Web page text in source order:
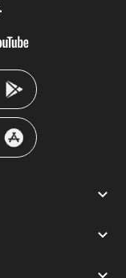
google
youtube-